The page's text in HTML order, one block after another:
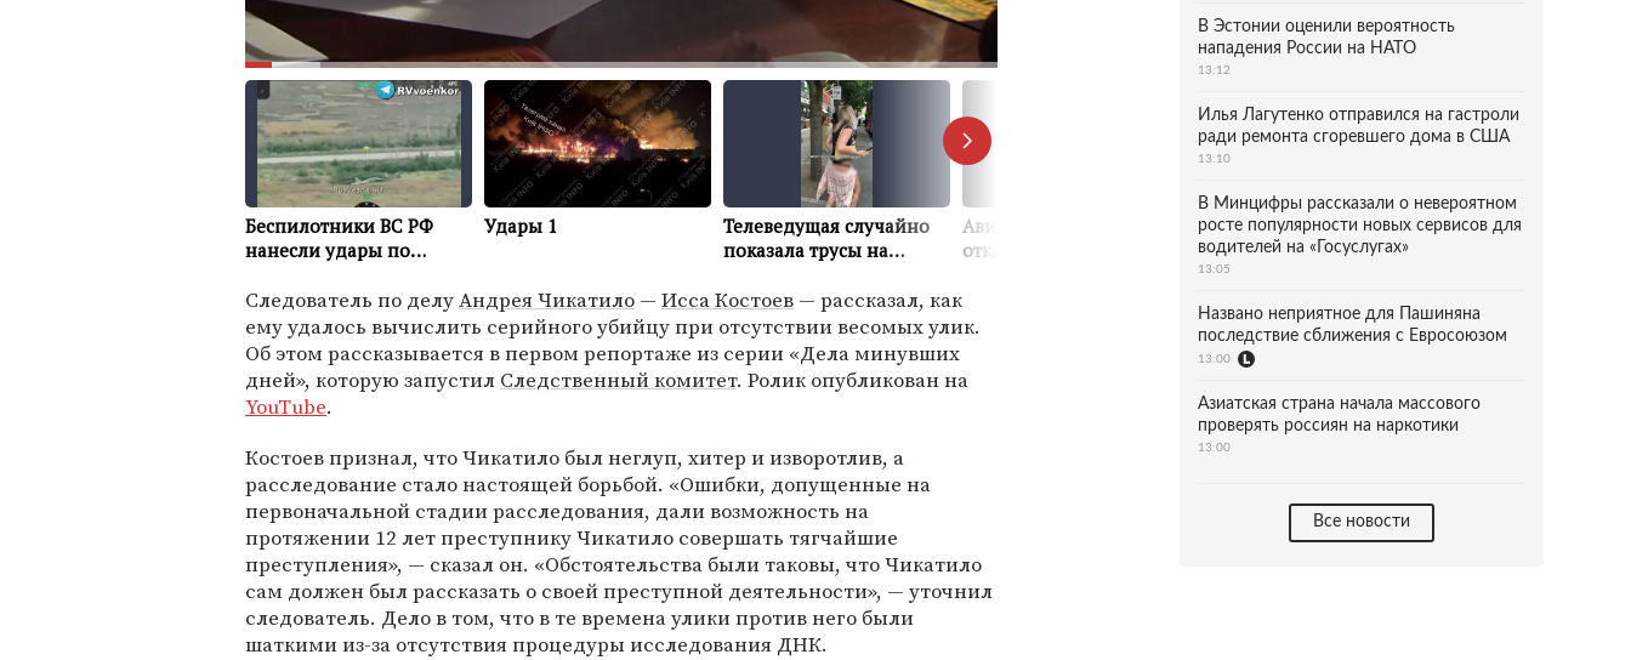
Следователь по делуАндрея Чикатило — Исса Костоев — рассказал, как
ему удалось вычислить серийного убийцу при отсутствии весомых улик.
Об этом рассказывается в первом репортаже из серии «Дела минувших
дней», которую запустил Следственный комитет. Ролик опубликован на
YouTube.
Костоев признал, что Чикатило был неглуп, хитер и изворотлив, а
расследование стало настоящей борьбой. «Ошибки, допущенные на
первоначальной стадии расследования, дали возможность на
протяжении 12 лет преступнику Чикатило совершать тягчайшие
преступления», — сказал он. «Обстоятельства были таковы, что Чикатило
сам должен был рассказать о своей преступной деятельности», — уточнил
следователь. Дело в том, что в те времена улики против него были
шаткими из-за отсутствия процедуры исследования ДНК.
В Эстонии оценили вероятность
нападения России на НАТО
13:12
Илья Лагутенко отправился на гастроли
ради ремонта сгоревшего дома в США
13:10
В Минцифры рассказали о невероятном
росте популярности новых сервисов для
водителей на «Госуслугах»
13:05
Названо неприятное для Пашиняна
последствие сближения с Евросоюзом
13:00
Азиатская страна начала массового
проверять россиян на наркотики
13:00
Все новости